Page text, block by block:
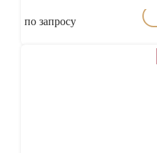
по запросу